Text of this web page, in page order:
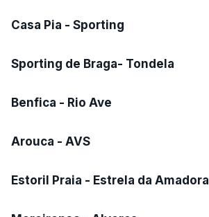
Casa Pia - Sporting
Sporting de Braga- Tondela
Benfica - Rio Ave
Arouca - AVS
Estoril Praia - Estrela da Amadora